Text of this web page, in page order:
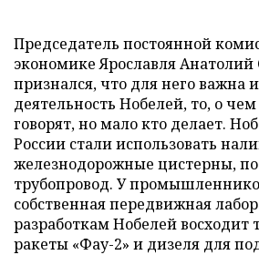
Председатель постоянной
экономике Ярославля Анатолий
признался, что для него важна
деятельность Нобелей, то, о
говорят, но мало кто делает.
России стали использовать
железнодорожные цистерны,
трубопровод. У
собственная передвижная
разработкам Нобелей восходит
ракеты «Фау-2» и дизеля для